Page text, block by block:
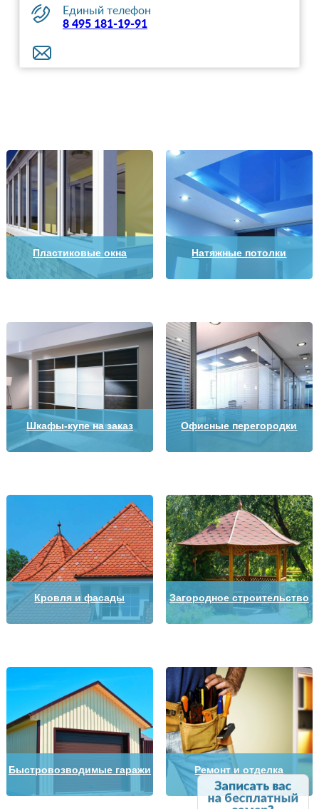
Единый телефон
8 495 181-19-91
Пластиковые окна Натяжные потолки
Шкафы-купе на заказ Офисные перегородки
Кровля и фасады Загородное строительство
Быстровозводимые гаражи Ремонт и отделка